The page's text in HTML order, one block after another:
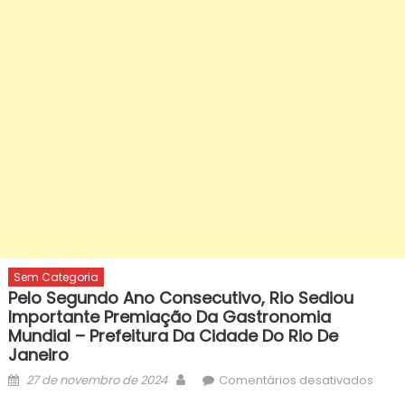
Sem Categoria
Pelo Segundo Ano Consecutivo, Rio Sediou
Importante Premiação Da Gastronomia
Mundial – Prefeitura Da Cidade Do Rio De
Janeiro
Posted
27 de novembro de 2024 AuthorComentários desativadosem